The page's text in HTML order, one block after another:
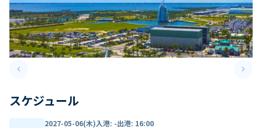
keyboard_arrow_leftPrevious slide keyboard_arrow_right
スケジュール
2027-05-06(木)入港: -出港: 16:00